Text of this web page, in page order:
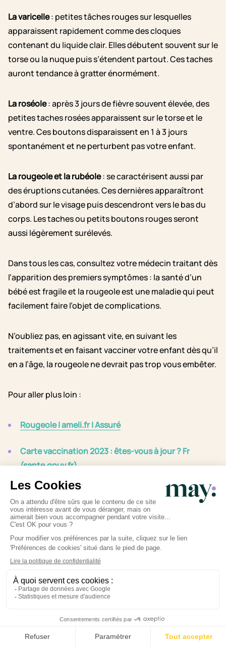
La varicelle: petites tâches rouges sur lesquelles
apparaissent rapidement comme des cloques
contenant du liquide clair. Elles débutent souvent sur le
torse ou la nuque puis s’étendent partout. Ces taches
auront tendance à gratter énormément.
La roséole: après 3 jours de fièvre souvent élevée, des
petites taches rosées apparaissent sur le torse et le
ventre. Ces boutons disparaissent en 1 à 3 jours
spontanément et ne perturbent pas votre enfant.
La rougeole et la rubéole: se caractérisent aussi par
des éruptions cutanées. Ces dernières apparaîtront
d’abord sur le visage puis descendront vers le bas du
corps. Les taches ou petits boutons rouges seront
aussi légèrement surélevés.
Dans tous les cas, consultez votre médecin traitant dès
l’apparition des premiers symptômes : la santé d’un
bébé est fragile et la rougeole est une maladie qui peut
facilement faire l’objet de complications.
N’oubliez pas, en agissant vite, en suivant les
traitements et en faisant vacciner votre enfant dès qu’il
en a l’âge, la rougeole ne devrait pas trop vous embêter.
Pour aller plus loin :
Rougeole | ameli.fr | Assuré
Carte vaccination 2023 : êtes-vous à jour ? Fr
(sante.gouv.fr)
Rougeole | Vaccination Info Service (vaccination-
info-service.fr)
Écrit par Sonia Monot avec les expert.e.s May.
–
Photo : Prostock-studio